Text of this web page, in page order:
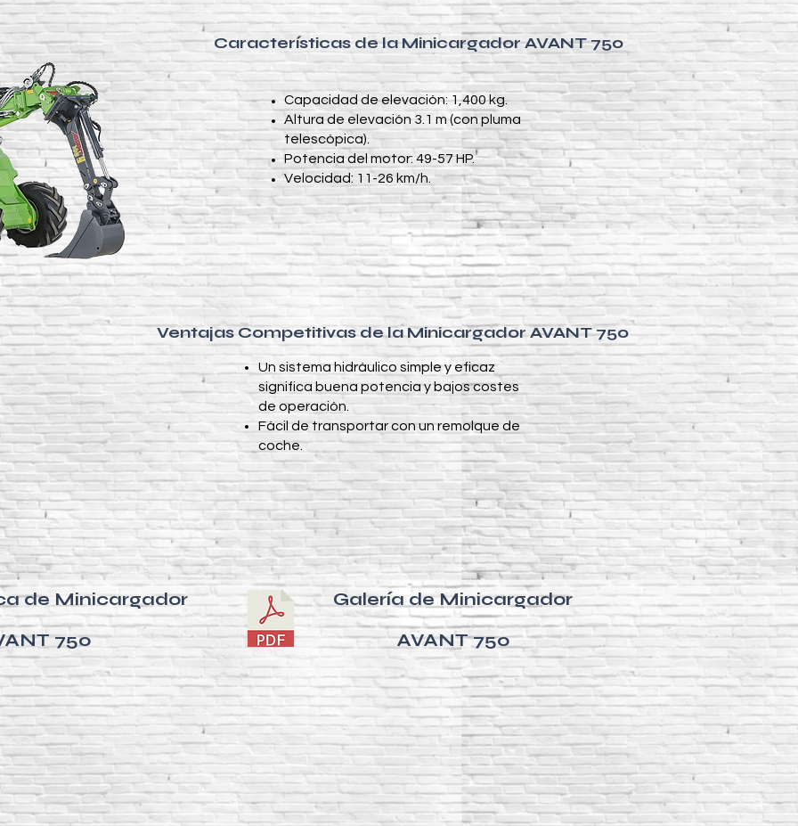
Características de la Minicargador AVANT 750
Capacidad de elevación: 1,400 kg.
Altura de elevación 3.1 m (con pluma
telescópica).
Potencia del motor: 49-57 HP.
Velocidad: 11-26 km/h.
Ventajas Competitivas de la Minicargador AVANT 750
Un sistema hidráulico simple y eficaz
significa buena potencia y bajos costes
de operación.
Fácil de transportar con un remolque de
coche.
de Minicargador
750
Galería de Minicargador
AVANT 750